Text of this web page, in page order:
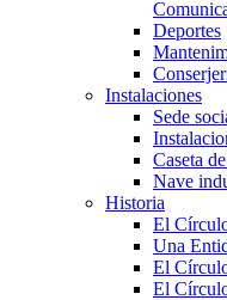
Deportes
Instalaciones
Sede
Caseta
Nave
Historia
El
Una
El
El